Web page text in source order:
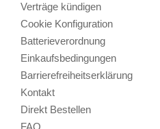
Verträge kündigen
Cookie Konfiguration
Batterieverordnung
Einkaufsbedingungen
Barrierefreiheitserklärung
Kontakt
Direkt Bestellen